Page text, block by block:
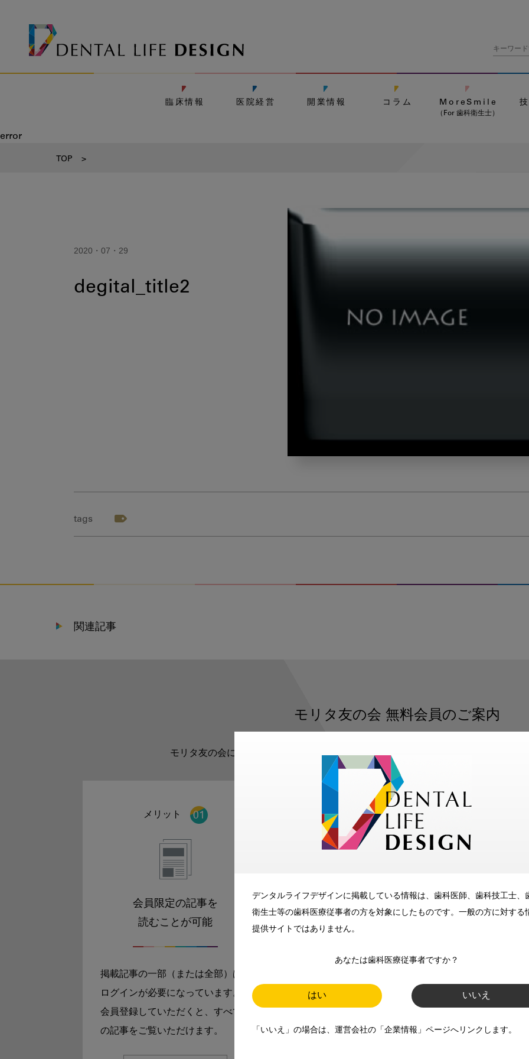
デンタルライフデザインに掲載している情報は、歯科医師、歯科技工士、
衛生士等の歯科医療従事者の方を対象にしたものです。一般の方に対する
提供サイトではありません。
あなたは歯科医療従事者ですか？
はい いいえ
「いいえ」の場合は、運営会社の「企業情報」ページへリンクします。
臨床情報 医院経営 開業情報 コラム MoreSmile
（For 歯科衛生士）
error
TOP >
2020・07・29
degital_title2
tags
関連記事
モリタ友の会 無料会員のご案内
モリタ友の会に登録いただくと、デンタルライフデザインをもっと便利にご利用い
メリット
会員限定の記事を
読むことが可能
掲載記事の一部（または全部）は
ログインが必要になっています。
会員登録していただくと、すべて
の記事をご覧いただけます。
メリット
メールマガジンでお届け
師、歯科衛生士、歯科技工士）に
お届けします。